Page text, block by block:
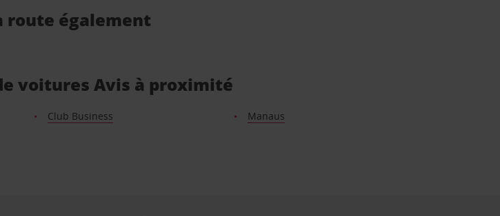
route également
voitures Avis à proximité
Club Business Manaus